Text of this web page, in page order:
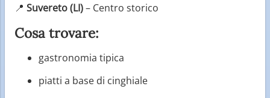
📍 Suvereto (LI)– Centro storico
Cosa trovare:
gastronomia tipica
piatti a base di cinghiale